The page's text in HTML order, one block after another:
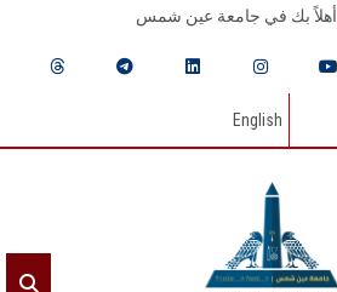
أهلاً بك في جامعة عين شمس
English